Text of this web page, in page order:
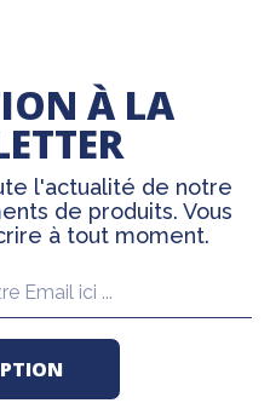
À LA
l'actualité de notre
de produits. Vous
à tout moment.